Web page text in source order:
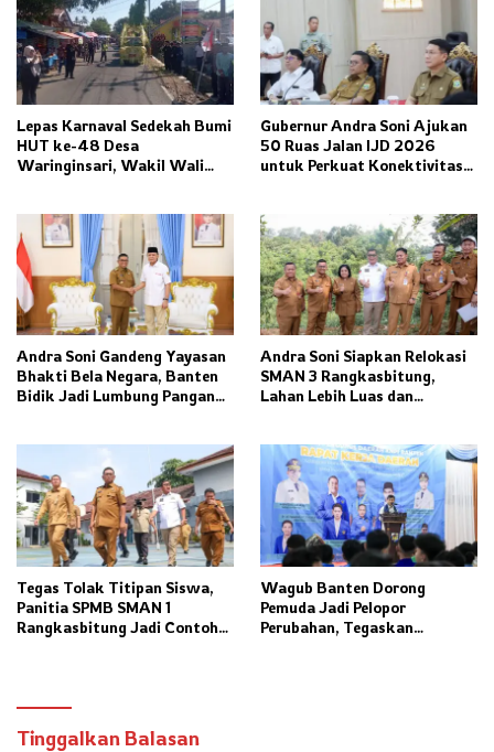
Lepas Karnaval Sedekah Bumi
HUT ke-48 Desa
Waringinsari, Wakil Wali
Pelestarian Budaya
Gubernur Andra Soni Ajukan
50 Ruas Jalan IJD 2026
untuk Perkuat Konektivitas
Andra Soni Gandeng Yayasan
Bhakti Bela Negara, Banten
Bidik Jadi Lumbung Pangan
Andra Soni Siapkan Relokasi
SMAN 3 Rangkasbitung,
Lahan Lebih Luas dan
Tegas Tolak Titipan Siswa,
Panitia SPMB SMAN 1
Rangkasbitung Jadi Contoh
Wagub Banten Dorong
Pemuda Jadi Pelopor
Perubahan, Tegaskan
Tinggalkan Balasan